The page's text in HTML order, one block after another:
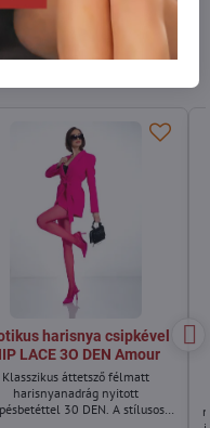
WhatsApp
harisnya csipkével
LACE 3O DEN Amour
Klasszikus áttetsző félmatt
harisnyanadrág nyitott
30 DEN. A stílusos